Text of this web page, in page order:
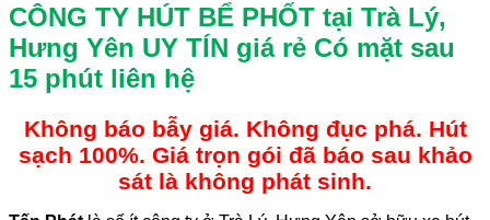
CÔNG TY HÚT BỂ PHỐT tại Trà Lý,
Hưng Yên UY TÍN giá rẻ Có mặt sau
15 phút liên hệ
Không báo bẫy giá. Không đục phá. Hút
sạch 100%. Giá trọn gói đã báo sau khảo
sát là không phát sinh.